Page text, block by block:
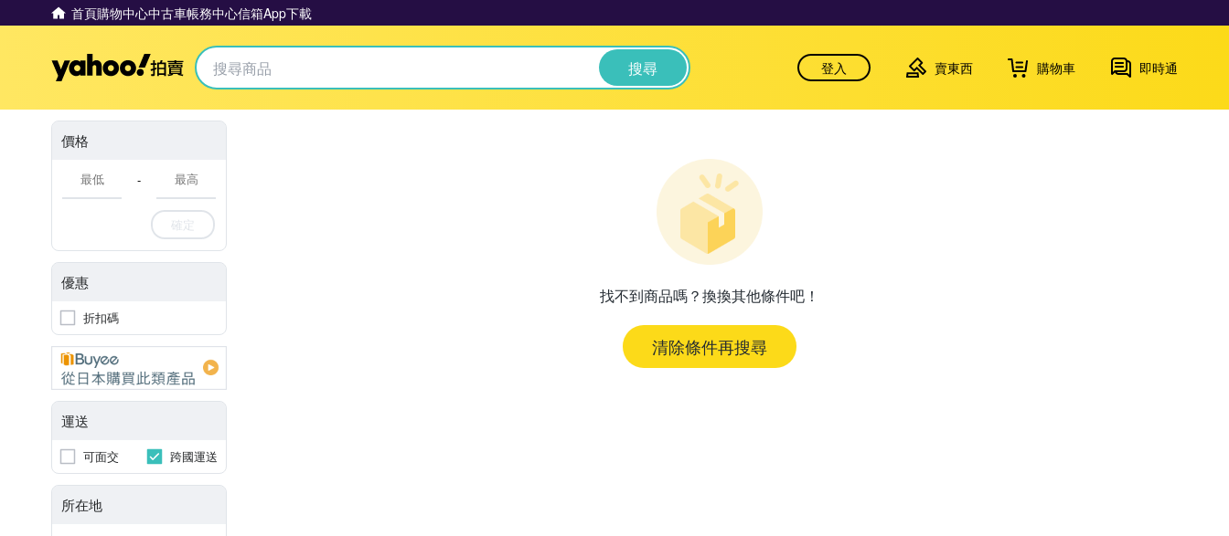
首頁購物中心中古車帳務中心信箱App下載
Yahoo拍賣 搜尋 登入 賣東西 購物車 即時通
價格
-
確定
優惠
折扣碼
運送
可面交 跨國運送
所在地
找不到商品嗎？換換其他條件吧！
清除條件再搜尋